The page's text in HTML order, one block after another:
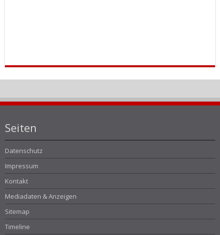
Seiten
Datenschutz
Impressum
Kontakt
Mediadaten & Anzeigen
Sitemap
Timeline